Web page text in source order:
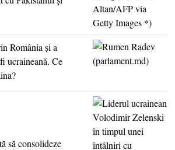
România şi a
ucraineană. Ce
să consolideze